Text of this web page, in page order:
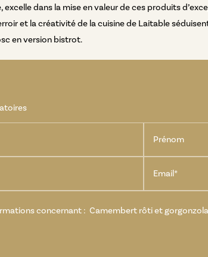
excelle dans la mise en valeur de ces produits
et la créativité de la cuisine de Laitable
en version bistrot.
Prénom
Email*